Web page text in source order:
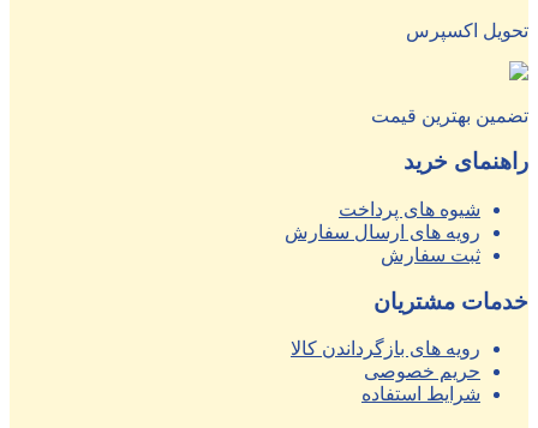
تحویل اکسپرس
تضمین بهترین قیمت
راهنمای خرید
شیوه های پرداخت
رویه های ارسال سفارش
ثبت سفارش
خدمات مشتریان
رویه های بازگرداندن کالا
حریم خصوصی
شرایط استفاده